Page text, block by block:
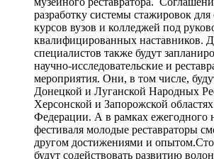
разработку системы стажировок
курсов вузов и колледжей под
квалифицированных наставников.
специалистов также будут
научно-исследовательские и
мероприятия. Они, в том числе,
Донецкой и Луганской Народных
Херсонской и Запорожской
Федерации. А в рамках ежегодного
фестиваля молодые реставраторы
другом достижениями и
будут содействовать развитию